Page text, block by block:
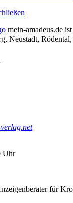
mein-amadeus.de
Neustadt,
Uhr
für